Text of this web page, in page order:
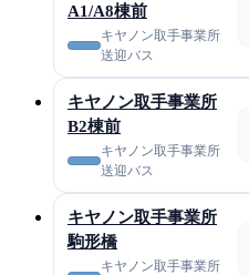
A1/A8棟前
キヤノン取手事業所
送迎バス
キヤノン取手事業所
B2棟前
キヤノン取手事業所
送迎バス
キヤノン取手事業所
駒形橋
キヤノン取手事業所